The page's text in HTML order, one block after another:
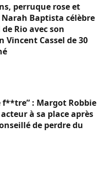
perruque rose et
Baptista célèbre
Rio avec son
Vincent Cassel de 30
f**tre” : Margot Robbie
à sa place après
de perdre du